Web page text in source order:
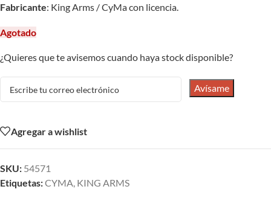
Fabricante: King Arms / CyMa con licencia.
Agotado
¿Quieres que te avisemos cuando haya stock disponible?
Avísame
Agregar a wishlist
SKU: 54571
Etiquetas:CYMA, KING ARMS